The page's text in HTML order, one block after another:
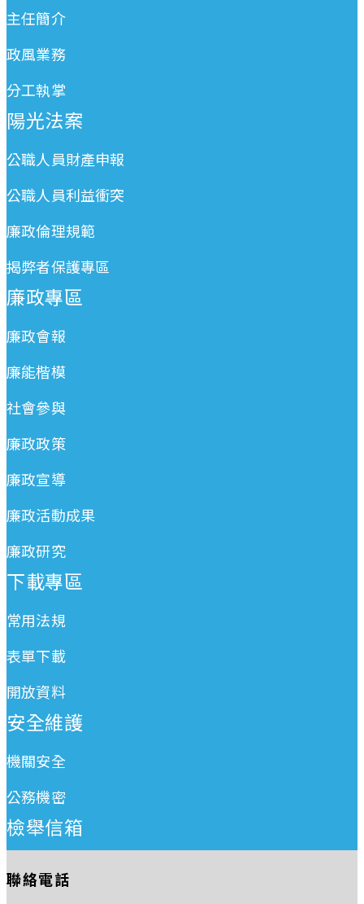
主任簡介
政風業務
分工執掌
陽光法案
公職人員財產申報
公職人員利益衝突
廉政倫理規範
揭弊者保護專區
廉政專區
廉政會報
廉能楷模
社會參與
廉政政策
廉政宣導
廉政活動成果
廉政研究
下載專區
常用法規
表單下載
開放資料
安全維護
機關安全
公務機密
檢舉信箱
聯絡電話